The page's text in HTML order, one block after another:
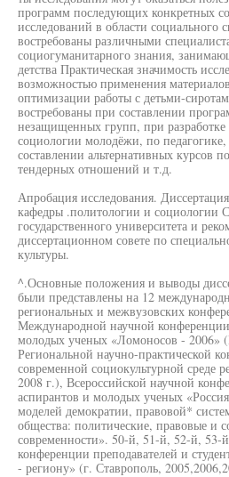
программ последующих конкретных
исследований в области социального
востребованы различными
социогуманитарного знания,
детства Практическая значимость
возможностью применения
оптимизации работы с детьми-
востребованы при составлении
незащищенных групп, при
социологии молодёжи, по
составлении альтернативных курсов
тендерных отношений и т.д.
Апробация исследования.
кафедры .политологии и социологии
государственного университета и
диссертационном совете по
культуры.
^.Основные положения и выводы
были представлены на 12
региональных и межвузовских
Международной научной конференции
молодых ученых «Ломоносов - 2006»
Региональной научно-практической
современной социокультурной среде
2008 г.), Всероссийской научной
аспирантов и молодых ученых
моделей демократии, правовой*
общества: политические, правовые и
современности». 50-й, 51-й, 52-й, 53-
конференции преподавателей и
- региону» (г. Ставрополь,